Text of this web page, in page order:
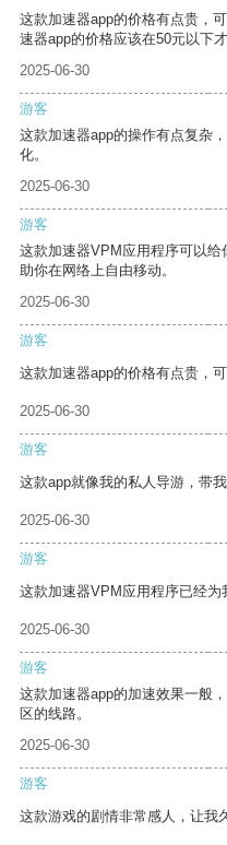
这款加速器app的价格有点贵，
速器app的价格应该在50元以下才
2025-06-30
游客
这款加速器app的操作有点复杂
化。
2025-06-30
游客
这款加速器VPM应用程序可以
助你在网络上自由移动。
2025-06-30
游客
这款加速器app的价格有点贵，
2025-06-30
游客
这款app就像我的私人导游，带
2025-06-30
游客
这款加速器VPM应用程序已经为
2025-06-30
游客
这款加速器app的加速效果一般
区的线路。
2025-06-30
游客
这款游戏的剧情非常感人，让我